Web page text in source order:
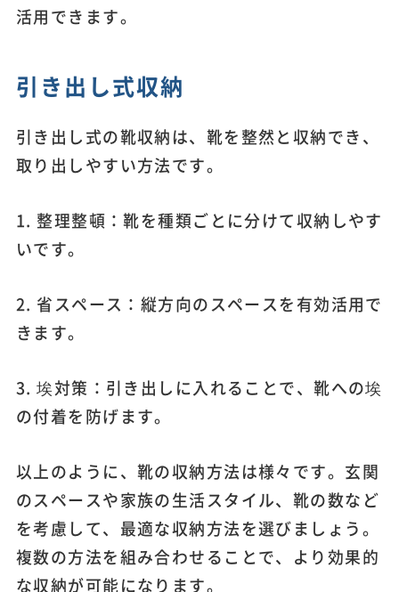
活用できます。
引き出し式収納
引き出し式の靴収納は、靴を整然と収納でき、
取り出しやすい方法です。
1. 整理整頓：靴を種類ごとに分けて収納しやす
いです。
2. 省スペース：縦方向のスペースを有効活用で
きます。
3. 埃対策：引き出しに入れることで、靴への埃
の付着を防げます。
以上のように、靴の収納方法は様々です。玄関
のスペースや家族の生活スタイル、靴の数など
を考慮して、最適な収納方法を選びましょう。
複数の方法を組み合わせることで、より効果的
な収納が可能になります。